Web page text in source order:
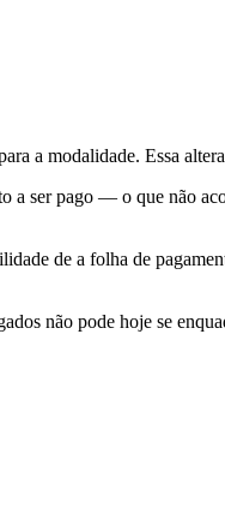
a modalidade. Essa
a ser pago — o que não
de a folha de
não pode hoje se